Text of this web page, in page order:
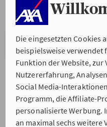
Die eingesetzten Cookies
beispielsweise
Funktion der Website, zur
Nutzererfahrung,
Social Media-
Programm, die Affiliate-
personalisierte Werbung.
an maximal sechs weitere